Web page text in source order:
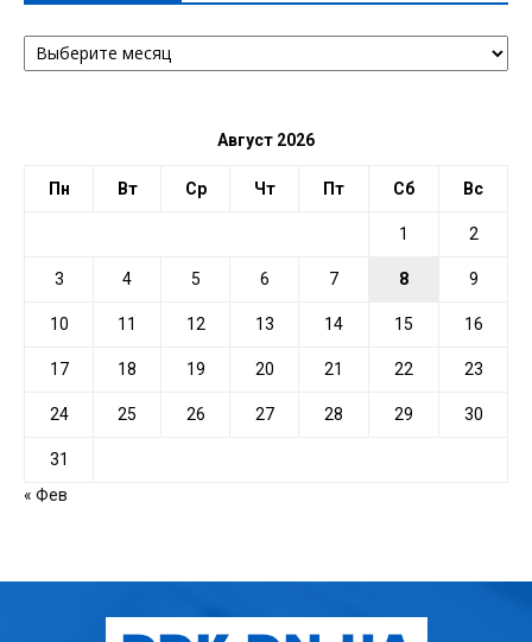
АРХИВ
ПО
Август 2026
Пн Вт Ср Чт Пт Сб Вс
1 2
3 4 5 6 7 8 9
10 11 12 13 14 15 16
17 18 19 20 21 22 23
24 25 26 27 28 29 30
31
« Фев